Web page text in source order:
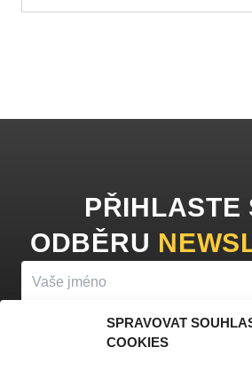
SPRAVOVAT
COOKIES
PŘIHLASTE
ODBĚRU